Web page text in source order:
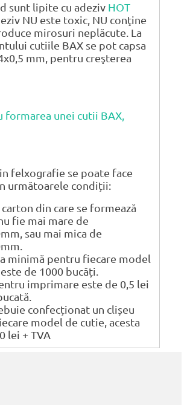
sunt lipite cu adeziv HOT
NU este toxic, NU conţine
mirosuri neplăcute. La
cutiile BAX se pot capsa
mm, pentru creşterea
formarea unei cutii BAX,
felxografie se poate face
următoarele condiții:
carton din care se formează
fie mai mare de
sau mai mica de
minimă pentru fiecare model
de 1000 bucăți.
imprimare este de 0,5 lei
confecționat un clișeu
model de cutie, acesta
lei + TVA